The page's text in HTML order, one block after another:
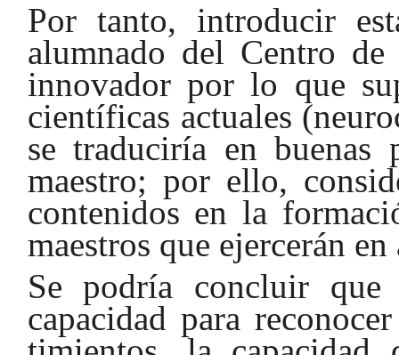
Por tanto, introducir
alumnado del Centro
innovador por lo que
científicas actuales
se traduciría en buenas
maestro; por ello,
contenidos en la
maestros que ejercerán
Se podría concluir
capacidad para